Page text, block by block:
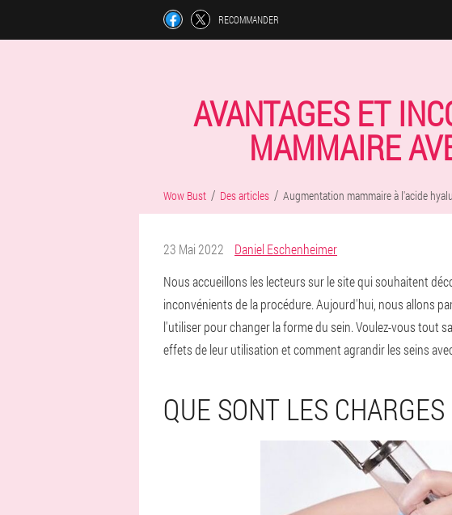
RECOMMANDER
AVANTAGES ET
MAMMAIRE
Wow Bust Des articles Augmentation mammaire à l'acide
23 Mai 2022
Daniel Eschenheimer
Nous accueillons les lecteurs sur le site qui souhaitent
inconvénients de la procédure. Aujourd'hui, nous allons
l'utiliser pour changer la forme du sein. Voulez-vous tout
effets de leur utilisation et comment agrandir les seins
QUE SONT LES